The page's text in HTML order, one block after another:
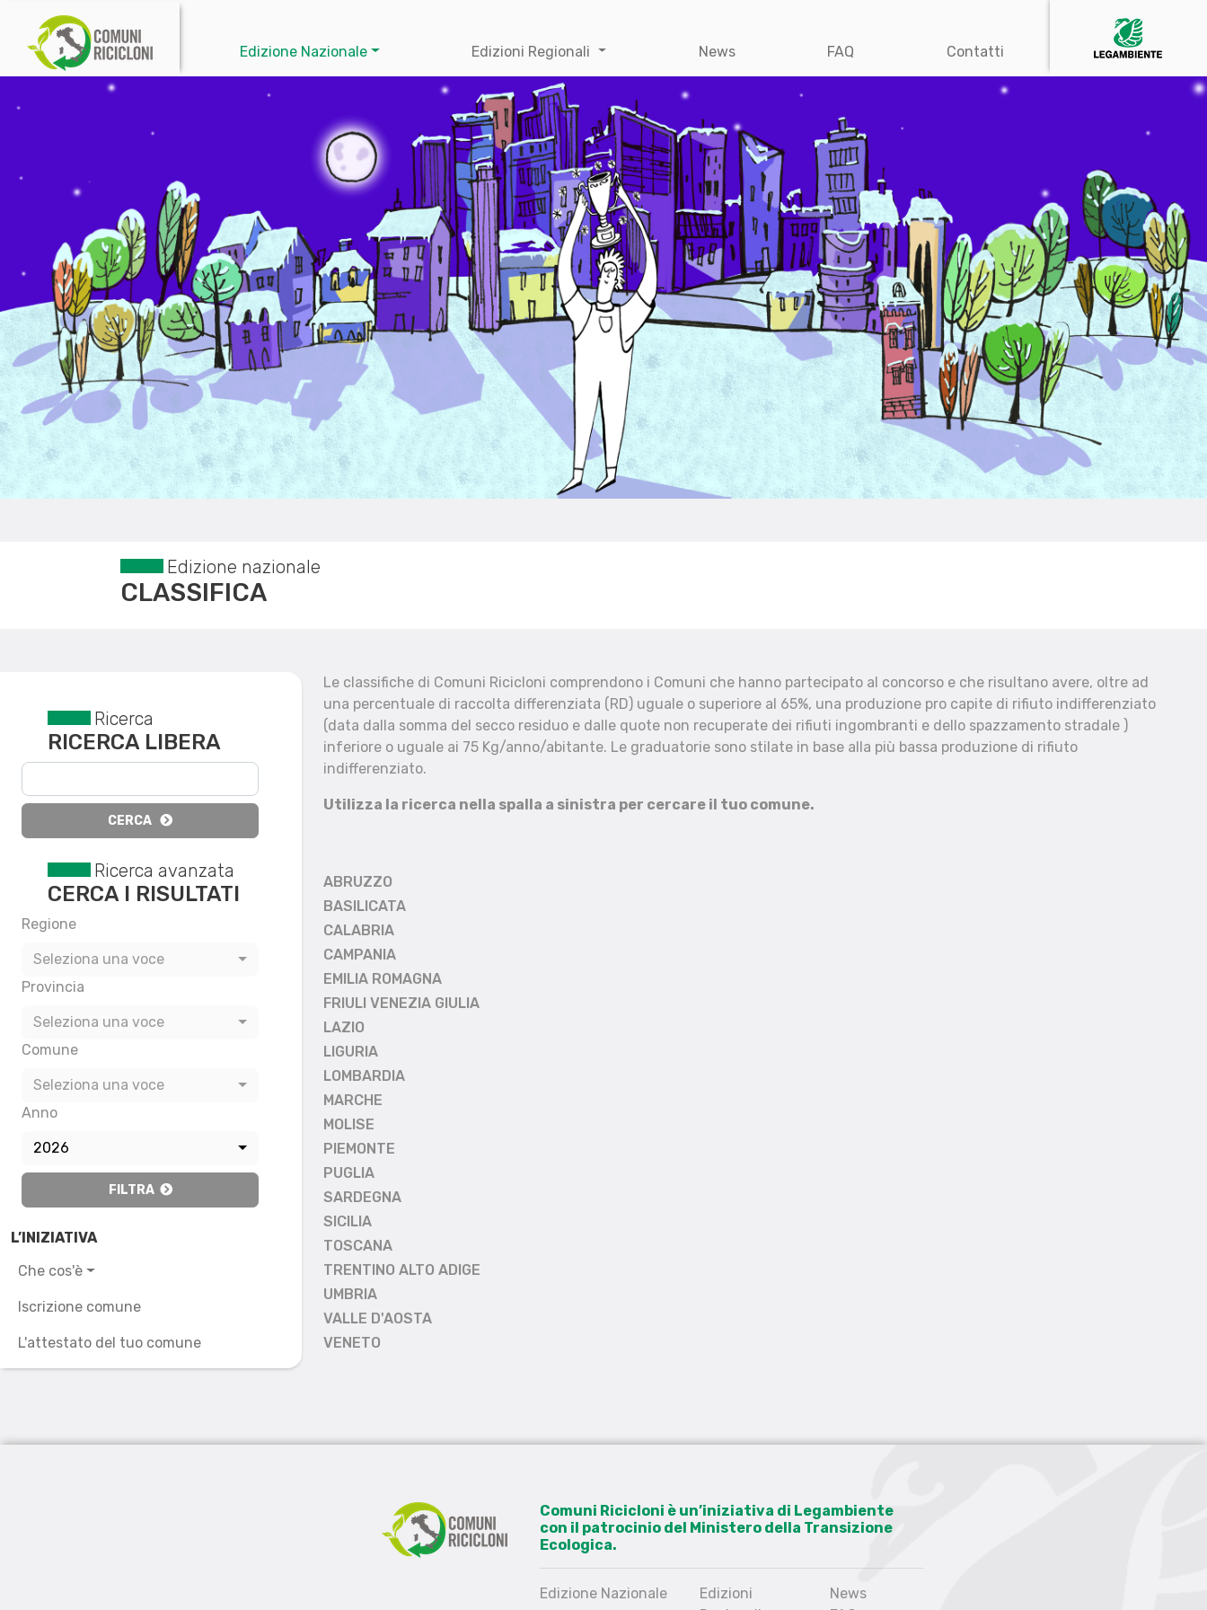
Edizione Nazionale Edizioni Regionali News FAQ Contatti
Edizione nazionale
CLASSIFICA
Reset filtri
Ricerca
RICERCA LIBERA
CERCA
Ricerca avanzata
CERCA I RISULTATI
Regione
Seleziona una voce
Provincia
Seleziona una voce
Comune
Seleziona una voce
Anno
2026
FILTRA
L’INIZIATIVA
Che cos'è
Iscrizione comune
L'attestato del tuo comune
Le classifiche di Comuni Ricicloni comprendono i Comuni che hanno partecipato al concorso e che risultano avere, oltre ad
una percentuale di raccolta differenziata (RD) uguale o superiore al 65%, una produzione pro capite di rifiuto indifferenziato
(data dalla somma del secco residuo e dalle quote non recuperate dei rifiuti ingombranti e dello spazzamento stradale )
inferiore o uguale ai 75 Kg/anno/abitante. Le graduatorie sono stilate in base alla più bassa produzione di rifiuto
indifferenziato.
Utilizza la ricerca nella spalla a sinistra per cercare il tuo comune.
ABRUZZO
BASILICATA
CALABRIA
CAMPANIA
EMILIA ROMAGNA
FRIULI VENEZIA GIULIA
LAZIO
LIGURIA
LOMBARDIA
MARCHE
MOLISE
PIEMONTE
PUGLIA
SARDEGNA
SICILIA
TOSCANA
TRENTINO ALTO ADIGE
UMBRIA
VALLE D'AOSTA
VENETO
Comuni Ricicloni è un’iniziativa di Legambiente
con il patrocinio del Ministero della Transizione
Ecologica.
Edizione Nazionale
Edizioni
News